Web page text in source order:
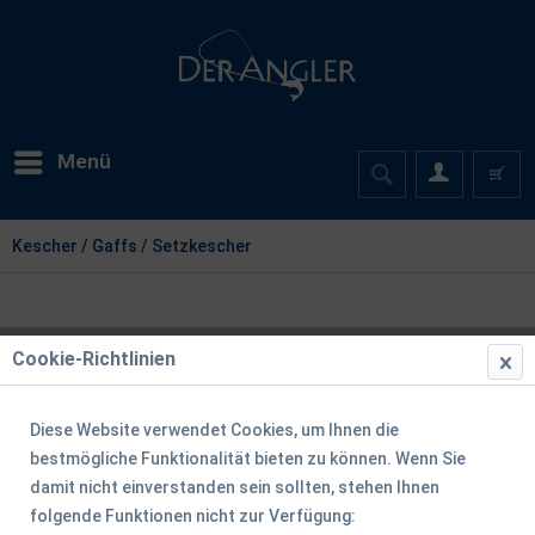
Menü
Kescher / Gaffs / Setzkescher
Cookie-Richtlinien
Diese Website verwendet Cookies, um Ihnen die
bestmögliche Funktionalität bieten zu können. Wenn Sie
damit nicht einverstanden sein sollten, stehen Ihnen
folgende Funktionen nicht zur Verfügung: